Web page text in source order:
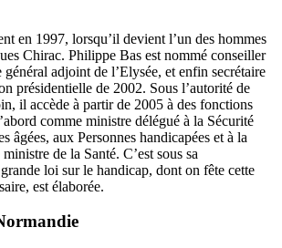
en 1997, lorsqu’il devient l’un des hommes
Chirac. Philippe Bas est nommé conseiller
général adjoint de l’Elysée, et enfin secrétaire
présidentielle de 2002. Sous l’autorité de
il accède à partir de 2005 à des fonctions
comme ministre délégué à la Sécurité
âgées, aux Personnes handicapées et à la
de la Santé. C’est sous sa
loi sur le handicap, dont on fête cette
est élaborée.